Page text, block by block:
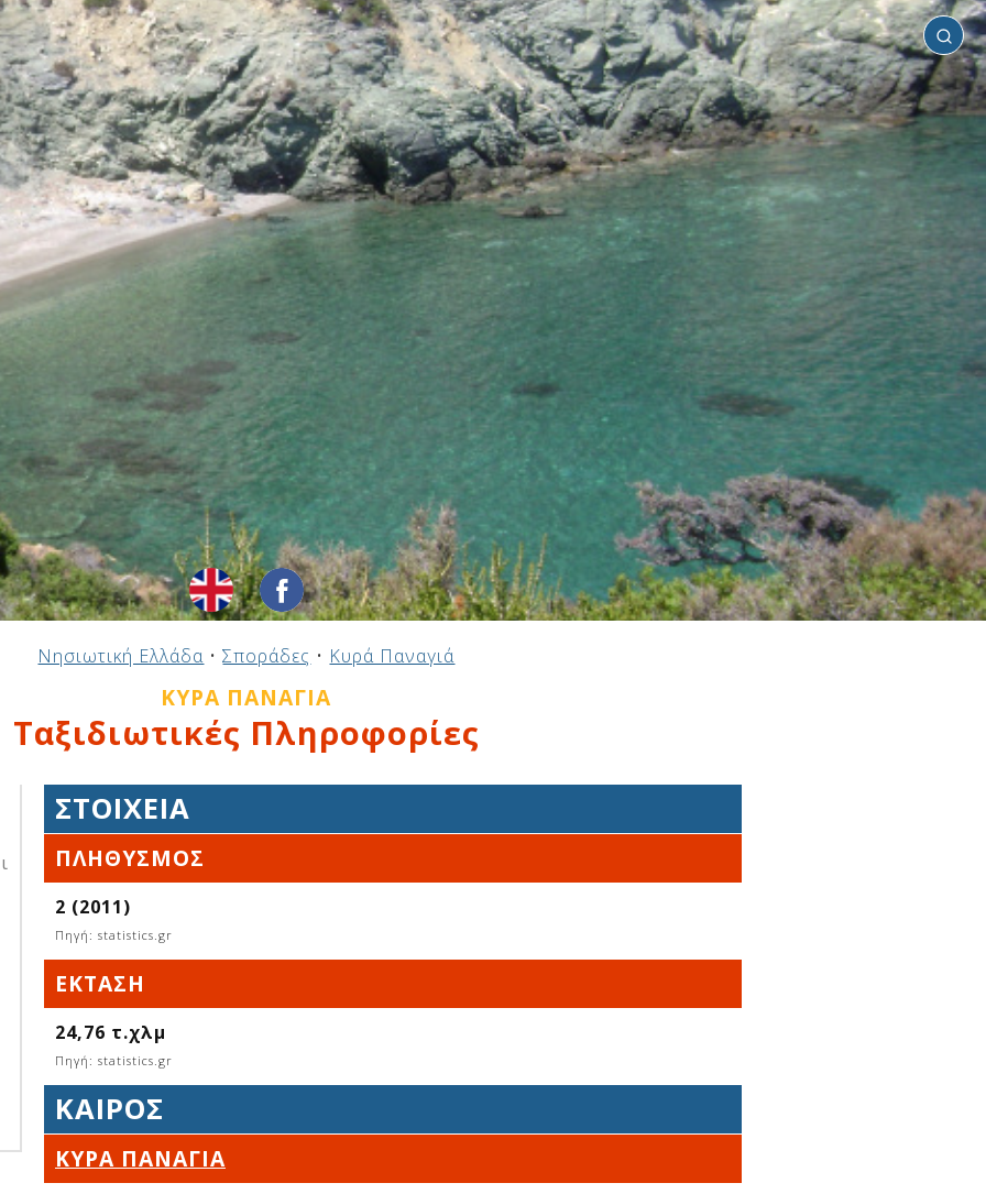
Κυρά
Παναγιά
Νησιωτική Ελλάδα •Σποράδες • Κυρά Παναγιά
ΚΥΡΆ ΠΑΝΑΓΙΆ
Ταξιδιωτικές Πληροφορίες
ΣΤΟΙΧΕΊΑ
ΠΛΗΘΥΣΜΌΣ
2 (2011)
Πηγή: statistics.gr
ΈΚΤΑΣΗ
24,76 τ.χλμ
Πηγή: statistics.gr
ΚΑΙΡΌΣ
ΚΥΡΆ ΠΑΝΑΓΙΆ